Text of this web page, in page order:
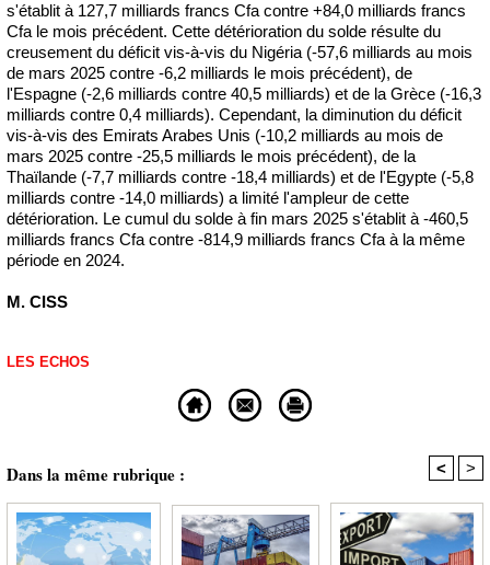
s'établit à 127,7 milliards francs Cfa contre +84,0 milliards francs
Cfa le mois précédent. Cette détérioration du solde résulte du
creusement du déficit vis-à-vis du Nigéria (-57,6 milliards au mois
de mars 2025 contre -6,2 milliards le mois précédent), de
l'Espagne (-2,6 milliards contre 40,5 milliards) et de la Grèce (-16,3
milliards contre 0,4 milliards). Cependant, la diminution du déficit
vis-à-vis des Emirats Arabes Unis (-10,2 milliards au mois de
mars 2025 contre -25,5 milliards le mois précédent), de la
Thaïlande (-7,7 milliards contre -18,4 milliards) et de l'Egypte (-5,8
milliards contre -14,0 milliards) a limité l'ampleur de cette
détérioration. Le cumul du solde à fin mars 2025 s'établit à -460,5
milliards francs Cfa contre -814,9 milliards francs Cfa à la même
période en 2024.
M. CISS
LES ECHOS
Dans la même rubrique : < >